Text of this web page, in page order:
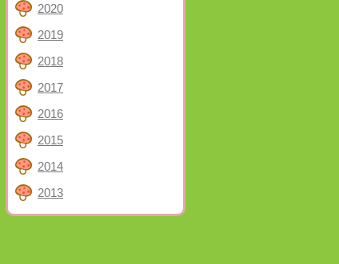
2020
2019
2018
2017
2016
2015
2014
2013